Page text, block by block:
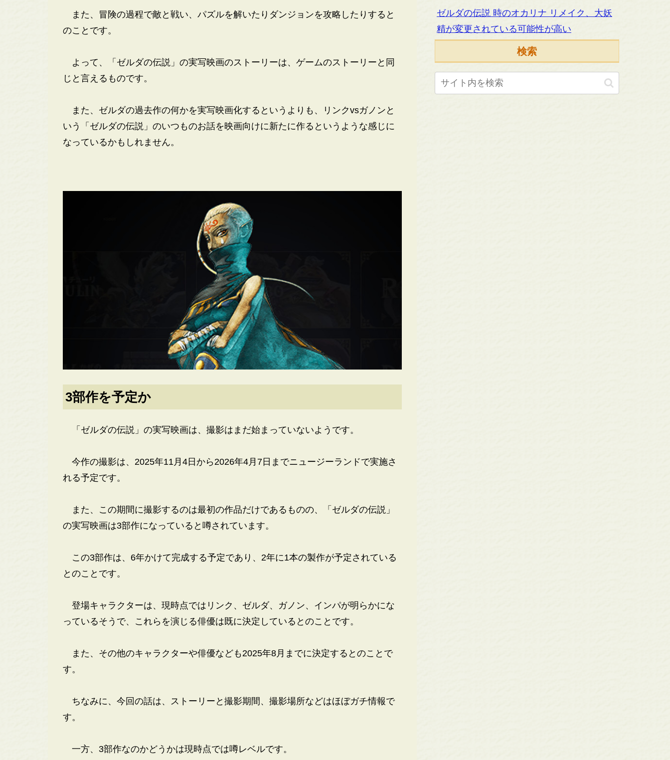
また、冒険の過程で敵と戦い、パズルを解いたりダンジョンを攻略したりすると
のことです。
よって、「ゼルダの伝説」の実写映画のストーリーは、ゲームのストーリーと同
じと言えるものです。
また、ゼルダの過去作の何かを実写映画化するというよりも、リンクvsガノンと
いう「ゼルダの伝説」のいつものお話を映画向けに新たに作るというような感じに
なっているかもしれません。
3部作を予定か
「ゼルダの伝説」の実写映画は、撮影はまだ始まっていないようです。
今作の撮影は、2025年11月4日から2026年4月7日までニュージーランドで実施さ
れる予定です。
また、この期間に撮影するのは最初の作品だけであるものの、「ゼルダの伝説」
の実写映画は3部作になっていると噂されています。
この3部作は、6年かけて完成する予定であり、2年に1本の製作が予定されている
とのことです。
登場キャラクターは、現時点ではリンク、ゼルダ、ガノン、インパが明らかにな
っているそうで、これらを演じる俳優は既に決定しているとのことです。
また、その他のキャラクターや俳優なども2025年8月までに決定するとのことで
す。
ちなみに、今回の話は、ストーリーと撮影期間、撮影場所などはほぼガチ情報で
す。
一方、3部作なのかどうかは現時点では噂レベルです。
ゼルダの伝説 時のオカリナ リメイク、大妖
精が変更されている可能性が高い
検索